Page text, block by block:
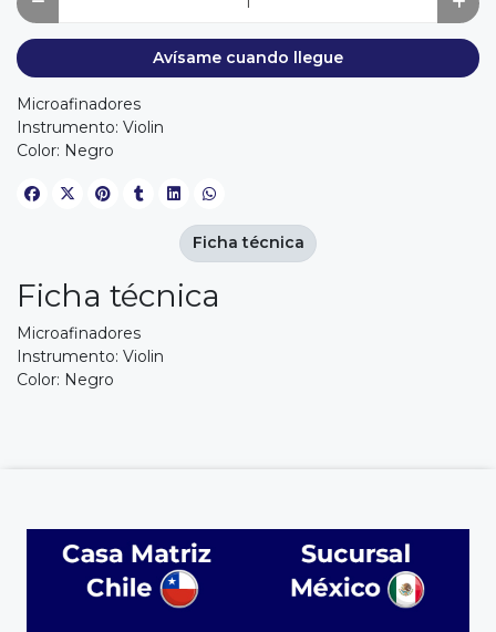
Avísame cuando llegue
Microafinadores
Instrumento: Violin
Color: Negro
Ficha técnica
Microafinadores
Instrumento: Violin
Color: Negro
Ficha técnica